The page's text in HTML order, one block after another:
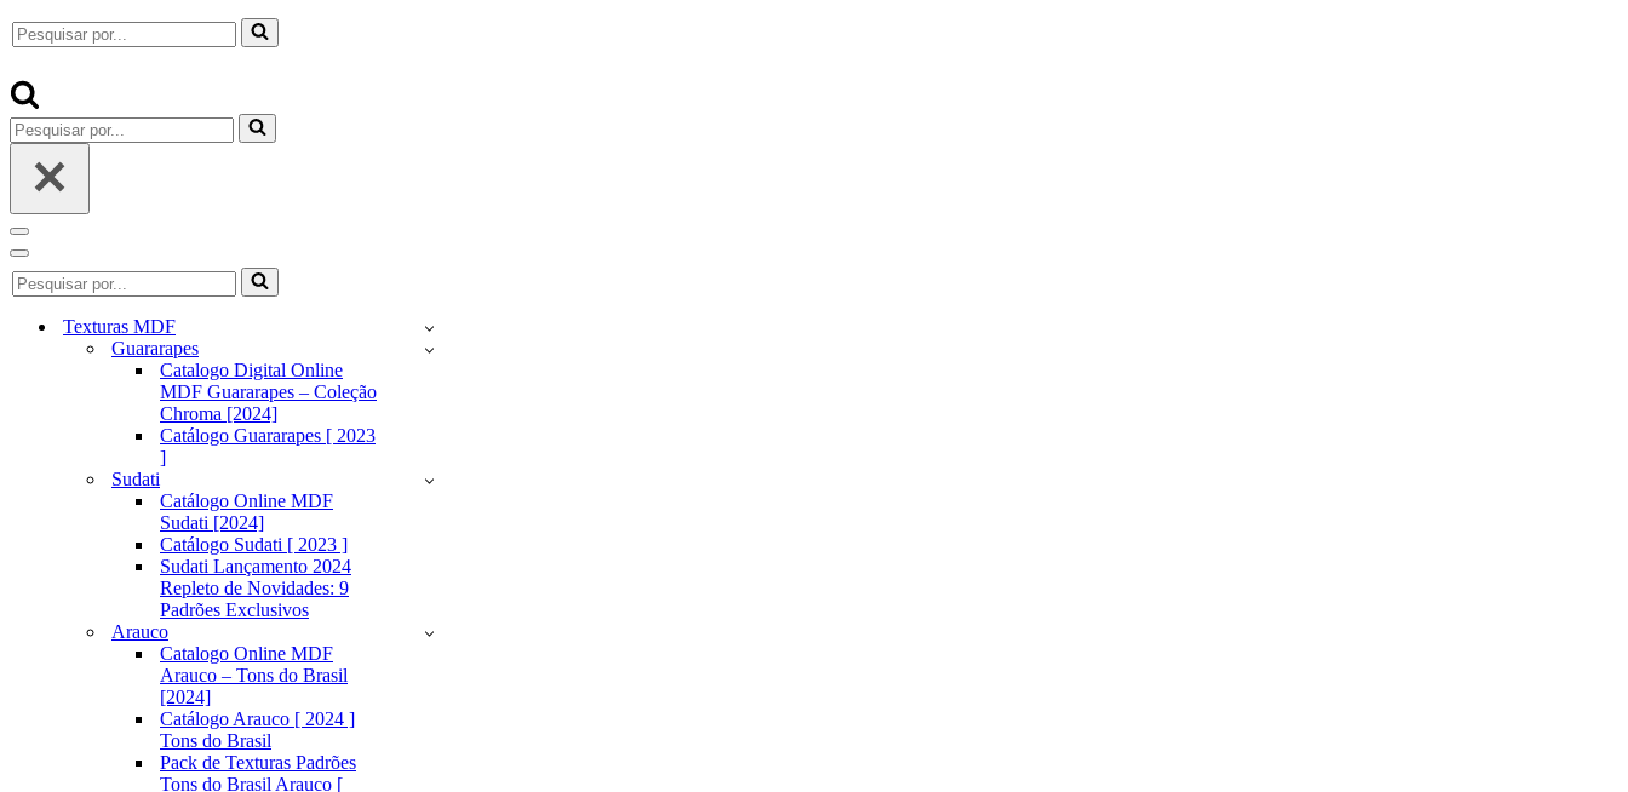
Pesquisar
por...
Pesquisar
por...
Menu
de
navegação
Menu
de
navegação
Pesquisar
por...
Texturas MDF
Guararapes
Catalogo Digital Online
MDF Guararapes – Coleção
Chroma [2024]
Catálogo Guararapes [ 2023
]
Sudati
Catálogo Online MDF
Sudati [2024]
Catálogo Sudati [ 2023 ]
Sudati Lançamento 2024
Repleto de Novidades: 9
Padrões Exclusivos
Arauco
Catalogo Online MDF
Arauco – Tons do Brasil
[2024]
Catálogo Arauco [ 2024 ]
Tons do Brasil
Pack de Texturas Padrões
Tons do Brasil Arauco [